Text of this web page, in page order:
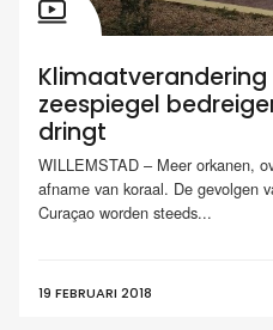
zeespiegel
dringt
WILLEMSTAD – Meer orkanen,
afname van koraal. De gevolgen
Curaçao worden steeds...
19 FEBRUARI 2018